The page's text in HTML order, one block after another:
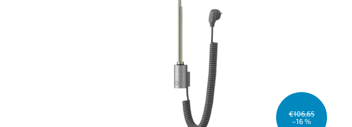
€106,65
–16 %